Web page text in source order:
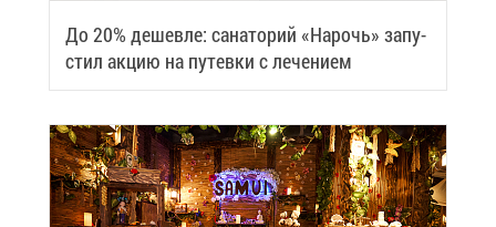
До 20% де­шев­ле: са­на­то­рий «На­рочь» за­пу­
стил ак­цию на пу­тев­ки с ле­че­ни­ем